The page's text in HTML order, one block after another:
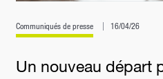
Communiqués de presse 16/04/26
Un nouveau départ